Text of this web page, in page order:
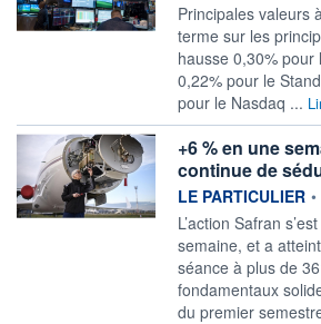
Principales valeurs
terme sur les
hausse 0,30%
0,22% pour le
pour le Nasdaq ...
+6 % en une
continue de
information fournie
LE PARTICULIER •
L’action Safran
semaine, et a
séance à plus de
fondamentaux
du premier